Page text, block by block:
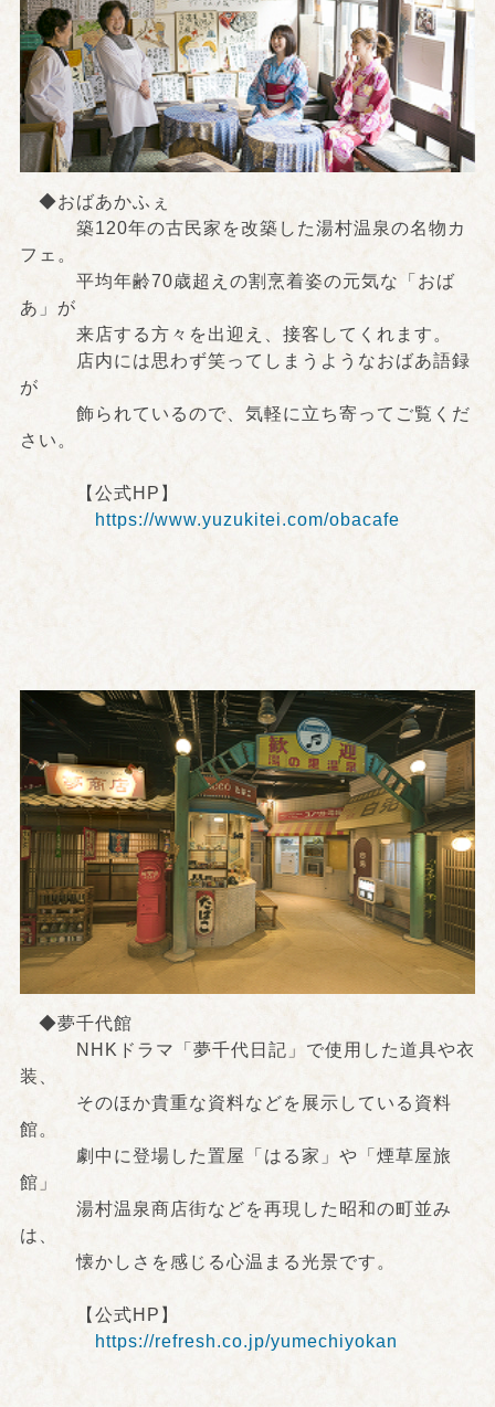
◆おばあかふぇ
築120年の古民家を改築した湯村温泉の名物カ
フェ。
平均年齢70歳超えの割烹着姿の元気な「おば
あ」が
来店する方々を出迎え、接客してくれます。
店内には思わず笑ってしまうようなおばあ語録
が
飾られているので、気軽に立ち寄ってご覧くだ
さい。
【公式HP】
https://www.yuzukitei.com/obacafe
◆夢千代館
NHKドラマ「夢千代日記」で使用した道具や衣
装、
そのほか貴重な資料などを展示している資料
館。
劇中に登場した置屋「はる家」や「煙草屋旅
館」
湯村温泉商店街などを再現した昭和の町並み
は、
懐かしさを感じる心温まる光景です。
【公式HP】
https://refresh.co.jp/yumechiyokan